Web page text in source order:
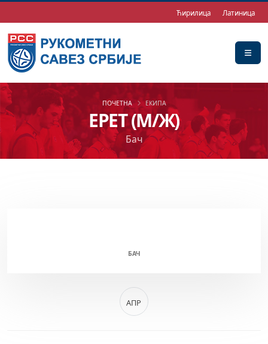
Ћирилица Латиница
ЕРЕТ (М/Ж)
Бач
ПОЧЕТНА ЕКИПА
БАЧ
АПР